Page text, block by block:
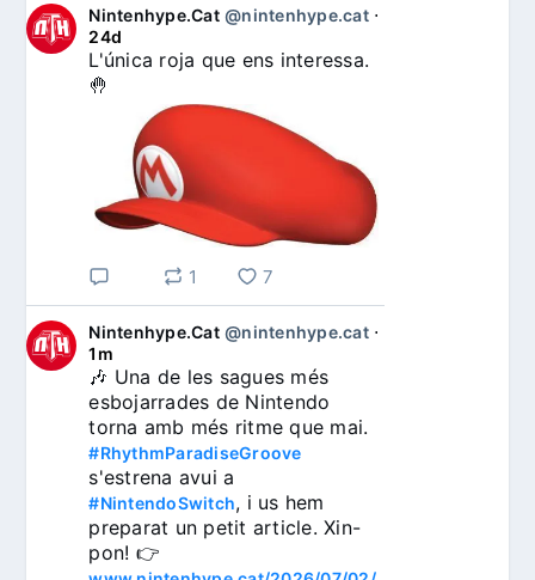
Nintenhype.Cat @nintenhype.cat⋅
24d
L'única roja que ens interessa.
🤚
1 7
Nintenhype.Cat @nintenhype.cat⋅
1m
🎶 Una de les sagues més
esbojarrades de Nintendo
#RhythmParadiseGroove
#NintendoSwitch, i us hem
preparat un petit article. Xin-